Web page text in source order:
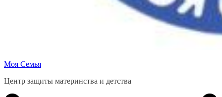
Моя Семья
Центр защиты материнства и детства